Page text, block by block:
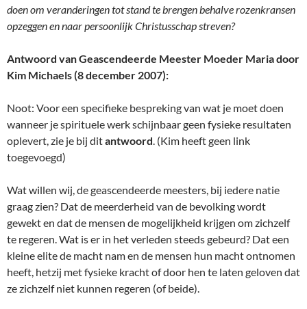
doen om veranderingen tot stand te brengen behalve rozenkransen
opzeggen en naar persoonlijk Christusschap streven?
Antwoord van Geascendeerde Meester Moeder Maria door
Kim Michaels (8 december 2007):
Noot: Voor een specifieke bespreking van wat je moet doen
wanneer je spirituele werk schijnbaar geen fysieke resultaten
oplevert, zie je bij ditantwoord. (Kim heeft geen link
toegevoegd)
Wat willen wij, de geascendeerde meesters, bij iedere natie
graag zien? Dat de meerderheid van de bevolking wordt
gewekt en dat de mensen de mogelijkheid krijgen om zichzelf
te regeren. Wat is er in het verleden steeds gebeurd? Dat een
kleine elite de macht nam en de mensen hun macht ontnomen
heeft, hetzij met fysieke kracht of door hen te laten geloven dat
ze zichzelf niet kunnen regeren (of beide).